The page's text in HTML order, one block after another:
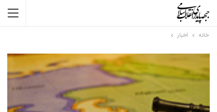
خانه اخبار